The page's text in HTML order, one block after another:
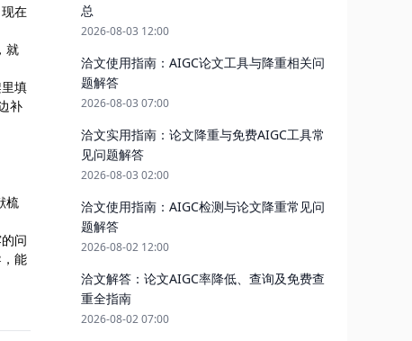
在
就
填
补
梳
问
能
总
2026-08-03 12:00
洽文使用指南：AIGC论文工具与降重相关问
题解答
2026-08-03 07:00
洽文实用指南：论文降重与免费AIGC工具常
见问题解答
2026-08-03 02:00
洽文使用指南：AIGC检测与论文降重常见问
题解答
2026-08-02 12:00
洽文解答：论文AIGC率降低、查询及免费查
重全指南
2026-08-02 07:00